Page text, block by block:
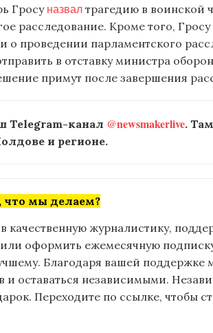
Гросу назвал трагедию в воинской
расследование. Кроме того,
о проведении парламентского
в отставку министра
примут после завершения
Telegram-канал @newsmakerlive.
и регионе.
что мы делаем?
качественную журналистику,
оформить ежемесячную
Благодаря вашей
и оставаться независимыми.
Переходите по ссылке, чтобы